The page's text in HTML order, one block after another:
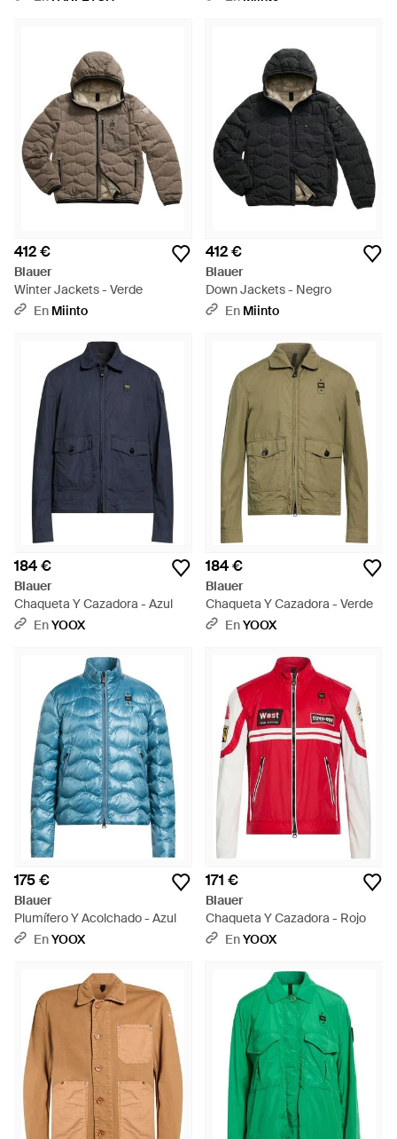
412 €
Blauer
Winter Jackets - Verde
En Miinto
412 €
Blauer
Down Jackets - Negro
En Miinto
184 €
Blauer
Chaqueta Y Cazadora - Azul
EnYOOX
184 €
Blauer
Chaqueta Y Cazadora - Verde
EnYOOX
175 €
Blauer
Plumífero Y Acolchado - Azul
EnYOOX
171 €
Blauer
Chaqueta Y Cazadora - Rojo
EnYOOX